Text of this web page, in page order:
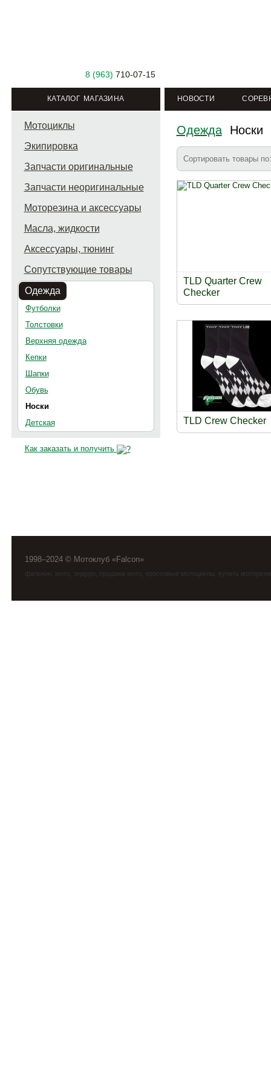
8 (963) 710-07-15
КАТАЛОГ МАГАЗИНА НОВОСТИ
Мотоциклы
Экипировка
Запчасти оригинальные
Запчасти неоригинальные
Моторезина и аксессуары
Масла, жидкости
Аксессуары, тюнинг
Сопутствующие товары
Одежда
Футболки
Толстовки
Верхняя одежда
Кепки
Шапки
Обувь
Носки
Детская
Как заказать и получить
Одежда Носки
Сортировать товары
TLD Quarter Crew
Checker
TLD Crew Checker
1998–2024 © Мотоклуб «Falcon»
фалькон мото эндуро , продажа мото, кроссовые мотоциклы, купить